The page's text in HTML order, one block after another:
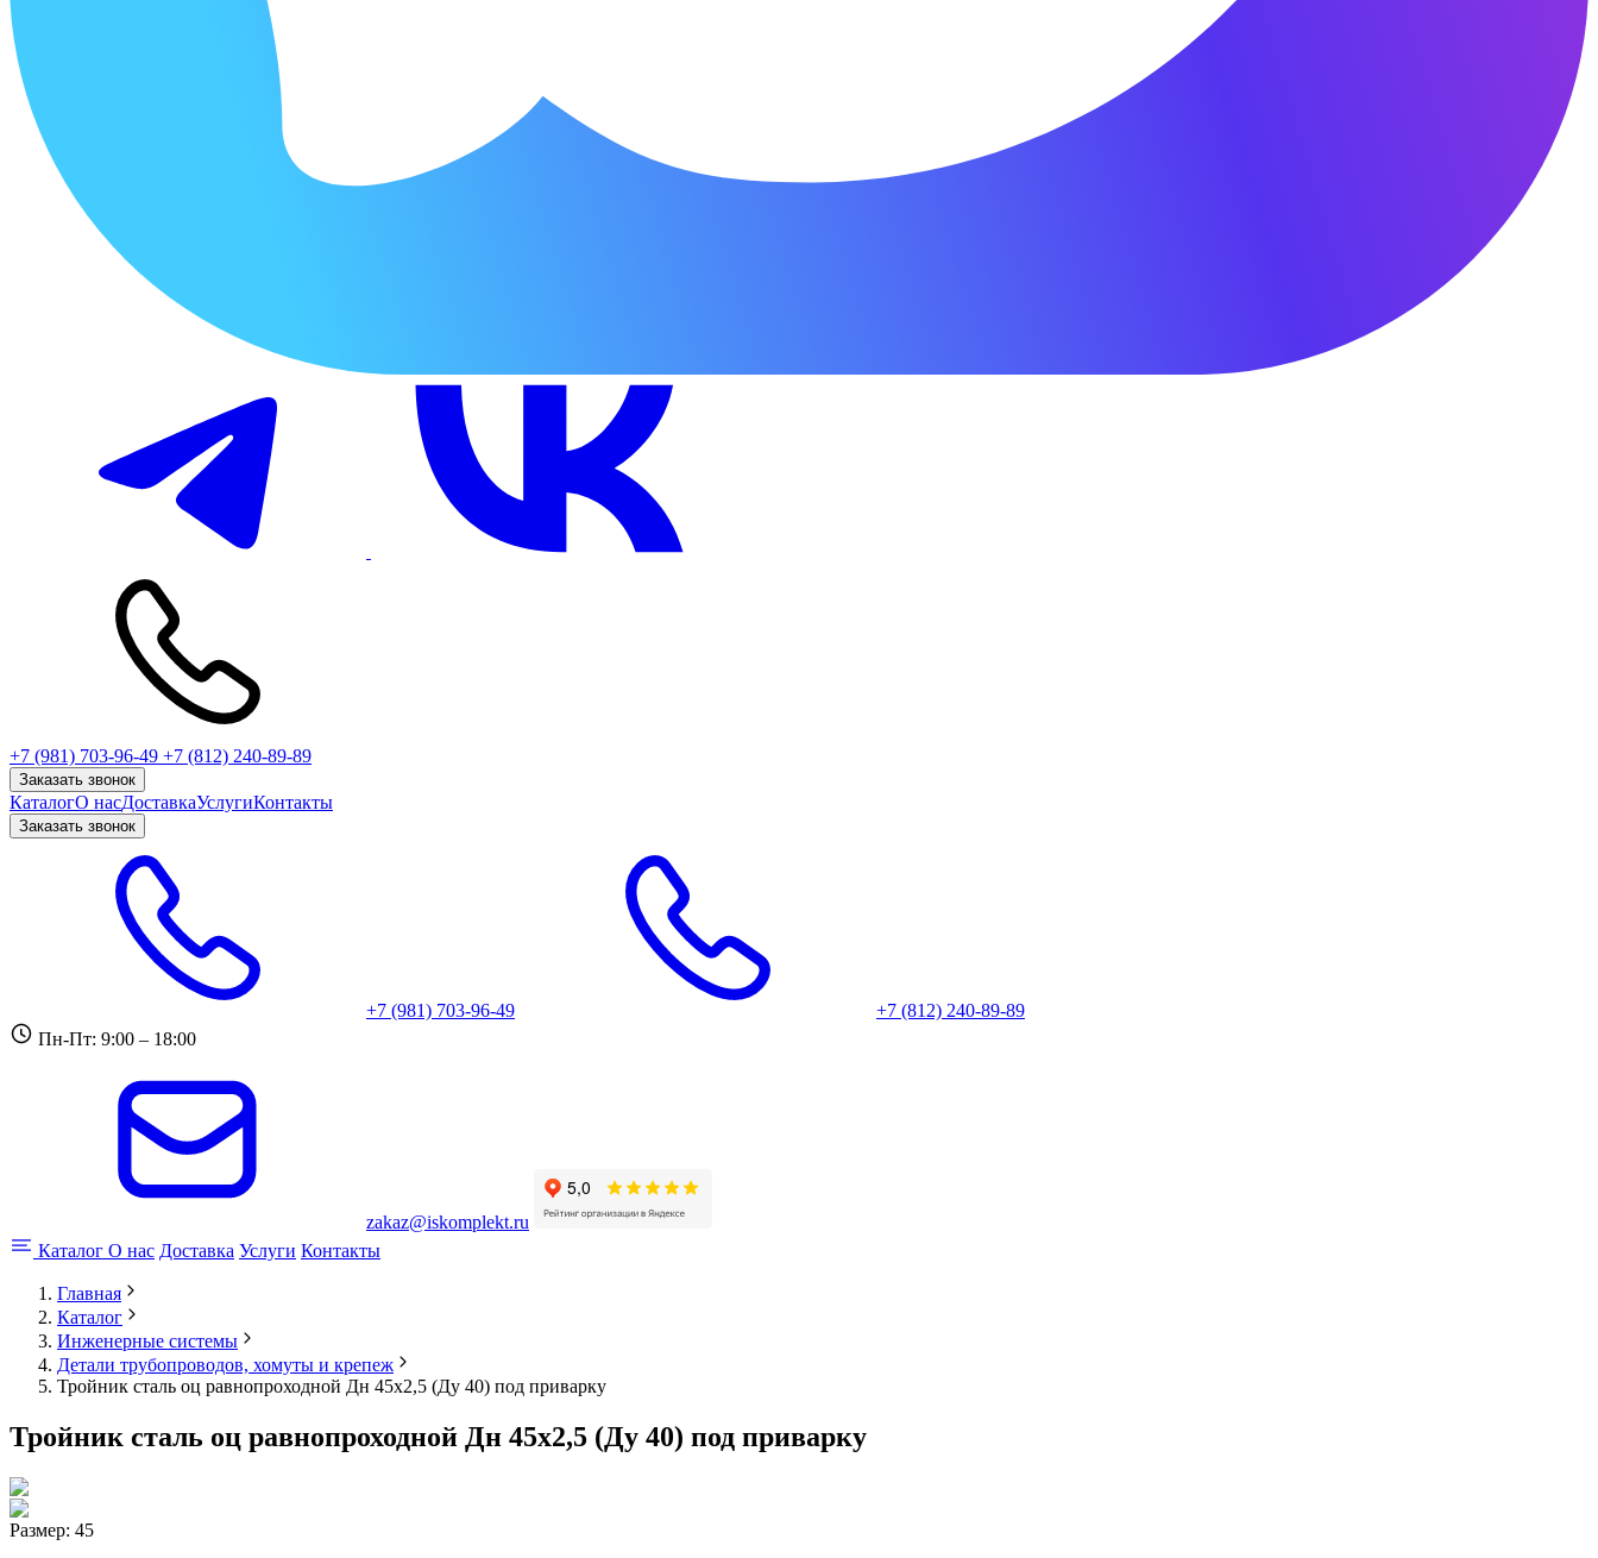
+7 (981) 703-96-49 +7 (812) 240-89-89
Заказать звонок
КаталогО насДоставкаУслугиКонтакты
Заказать звонок
+7 (981) 703-96-49
+7 (812) 240-89-89
Пн-Пт: 9:00 – 18:00
zakaz@iskomplekt.ru
Каталог О нас Доставка Услуги Контакты
Главная
Каталог
Инженерные системы
Детали трубопроводов, хомуты и крепеж
Тройник сталь оц равнопроходной Дн 45х2,5 (Ду 40) под приварку
Тройник сталь оц равнопроходной Дн 45х2,5 (Ду 40) под приварку
Размер: 45